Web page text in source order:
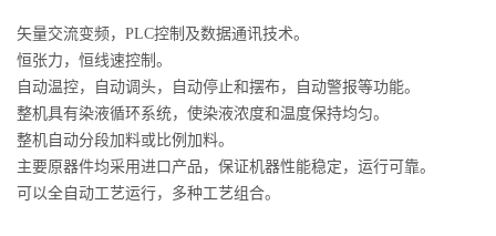
矢量交流变频，PLC控制及数据通讯技术。
恒张力，恒线速控制。
自动温控，自动调头，自动停止和摆布，自动警报等功能。
整机具有染液循环系统，使染液浓度和温度保持均匀。
整机自动分段加料或比例加料。
主要原器件均采用进口产品，保证机器性能稳定，运行可靠。
可以全自动工艺运行，多种工艺组合。